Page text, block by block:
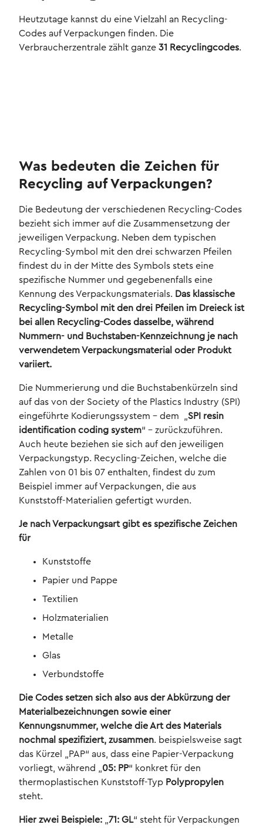
Heutzutage kannst du eine Vielzahl an Recycling-
Codes auf Verpackungen finden. Die
Verbraucherzentrale zählt ganze 31 Recyclingcodes.
Was bedeuten die Zeichen für
Recycling auf Verpackungen?
Die Bedeutung der verschiedenen Recycling-Codes
bezieht sich immer auf die Zusammensetzung der
jeweiligen Verpackung. Neben dem typischen
Recycling-Symbol mit den drei schwarzen Pfeilen
findest du in der Mitte des Symbols stets eine
spezifische Nummer und gegebenenfalls eine
Kennung des Verpackungsmaterials. Das klassische
Recycling-Symbol mit den drei Pfeilen im Dreieck ist
bei allen Recycling-Codes dasselbe, während
Nummern- und Buchstaben-Kennzeichnung je nach
verwendetem Verpackungsmaterial oder Produkt
variiert.
Die Nummerierung und die Buchstabenkürzeln sind
auf das von der Society of the Plastics Industry (SPI)
eingeführte Kodierungssystem – dem „SPI resin
identification coding system“ – zurückzuführen.
Auch heute beziehen sie sich auf den jeweiligen
Verpackungstyp. Recycling-Zeichen, welche die
Zahlen von 01 bis 07 enthalten, findest du zum
Beispiel immer auf Verpackungen, die aus
Kunststoff-Materialien gefertigt wurden.
Je nach Verpackungsart gibt es spezifische Zeichen
für
Kunststoffe
Papier und Pappe
Textilien
Holzmaterialien
Metalle
Glas
Verbundstoffe
Die Codes setzen sich also aus der Abkürzung der
Materialbezeichnungen sowie einer
Kennungsnummer, welche die Art des Materials
nochmal spezifiziert, zusammen. beispielsweise sagt
das Kürzel „PAP“ aus, dass eine Papier-Verpackung
vorliegt, während „05: PP“ konkret für den
thermoplastischen Kunststoff-Typ Polypropylen
steht.
Hier zwei Beispiele: „71: GL“ steht für Verpackungen